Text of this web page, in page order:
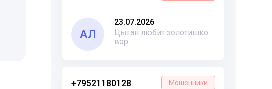
АЛ
23.07.2026
Цыган любит золотишко
вор
+79521180128 Мошенники